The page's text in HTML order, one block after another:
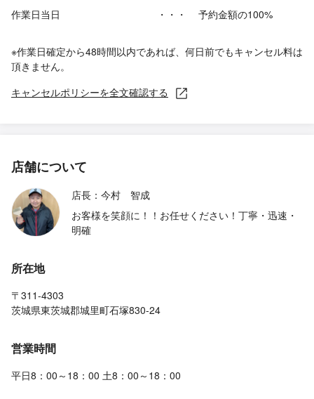
作業日当日
・・・ 予約金額の100%
※作業日確定から48時間以内であれば、何日前でもキャンセル料は
頂きません。
キャンセルポリシーを全文確認する
店舗について
店長：今村 智成
お客様を笑顔に！！お任せください！丁寧・迅速・
明確
所在地
〒311-4303
茨城県東茨城郡城里町石塚830-24
営業時間
平日8：00～18：00 土8：00～18：00